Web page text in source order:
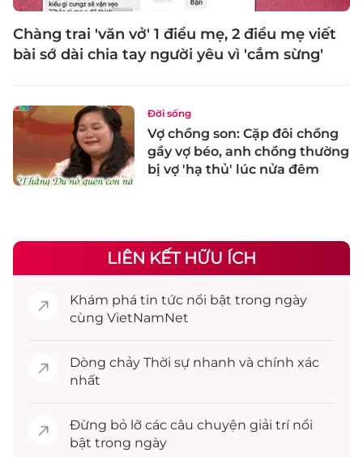
Chàng trai 'văn vở' 1 điều mẹ, 2 điều mẹ viết
bài sớ dài chia tay người yêu vì 'cắm sừng'
Đời sống
Vợ chồng son: Cặp đôi chồng
gầy vợ béo, anh chồng thường
bị vợ 'hạ thủ' lúc nửa đêm
LIÊN KẾT HỮU ÍCH
Khám phá tin tức nổi bật trong ngày
cùng VietNamNet
Dòng chảy Thời sự nhanh và chính xác
nhất
Đừng bỏ lỡ các câu chuyện giải trínổi
bật trong ngày